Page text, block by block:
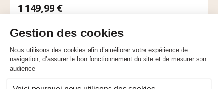
Prix
1 149,99 €
DISPONIBLE